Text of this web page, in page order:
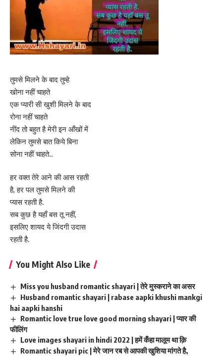
तुमसे मिलने के बाद तुम्हे
खोना नहीं चाहते
एक प्यारी सी खुशी मिलने के बाद
रोना नहीं चाहते
नींद तो बहुत है मेरी इन आँखों में
लेकिन तुमसे बात किये बिना
सोना नहीं चाहते..
हर वक्त तेरे आने की आस रहती
है, हर पल तुमसे मिलने की
प्यास रहती है.
सब कुछ है यहाँ बस तू नहीं,
इसलिए शायद ये जिंदगी उदास
रहती है.
You Might Also Like
Miss you husband romantic shayari | तेरे मुस्कराने का असर
Husband romantic shayari | rabase aapki khushi mankgi
hai aapki hanshi
Romantic love true love good morning shayari | प्यार की
फीलिंग
Love images shayari in hindi 2022 | हमें कँहा मालूम था क़ि
Romantic shayari pic | मेरे जान रब से आपकी खुशिया मांगते है,